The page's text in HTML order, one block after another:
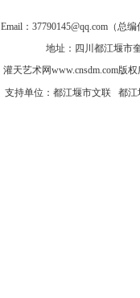
Email： 37790145@qq.com（总编
地址：四川都江堰市
灌天艺术网www.cnsdm.com版权
支持单位：都江堰市文联 都